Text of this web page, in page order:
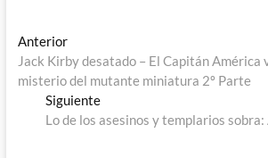
Navegación
de
entradas
AnteriorEntrada
anterior:
Jack Kirby desatado – El Capitán América
misterio del mutante miniatura 2º Parte
SiguienteEntrada
siguiente:
Lo de los asesinos y templarios sobra: